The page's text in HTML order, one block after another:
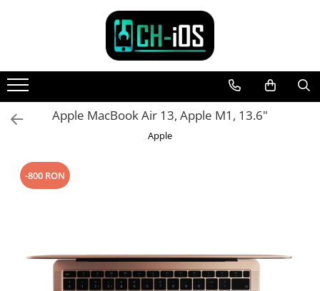
Dispozitive
iPhone
iPhone 11
iPhone 12
iPhone 12 Mini
iPhone 13 Mini
iPhone 13 Pro Max
Apple MacBook Air 13, Apple M1, 13.6"
Apple
-800 RON